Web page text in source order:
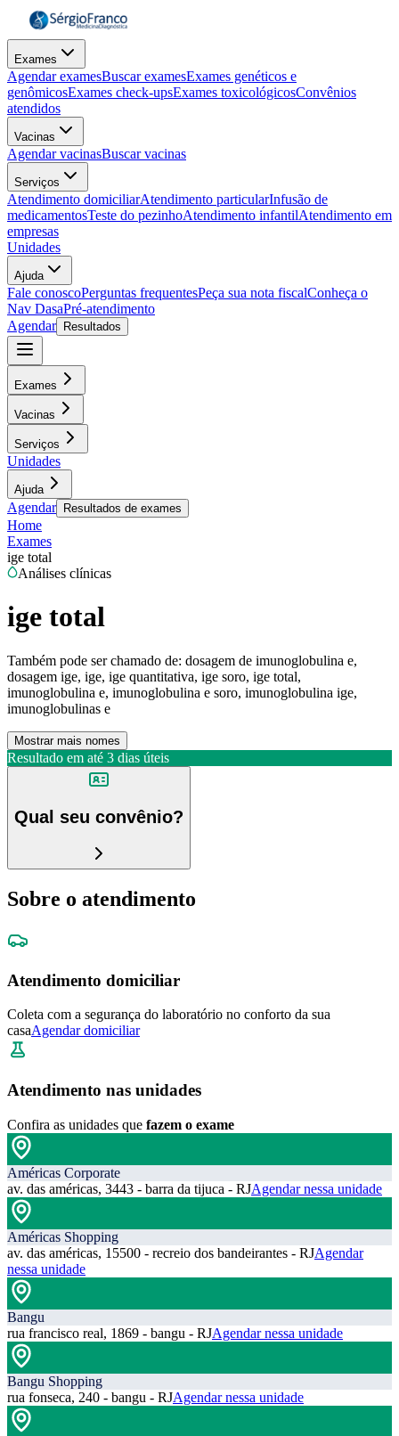
Exames
Agendar examesBuscar examesExames genéticos e
genômicosExames check-upsExames toxicológicosConvênios
atendidos
Vacinas
Agendar vacinasBuscar vacinas
Serviços
Atendimento domiciliarAtendimento particularInfusão de
medicamentosTeste do pezinhoAtendimento infantilAtendimento em
empresas
Unidades
Ajuda
Fale conoscoPerguntas frequentesPeça sua nota fiscalConheça o
Nav DasaPré-atendimento
Agendar
Resultados
Exames
Vacinas
Serviços
Unidades
Ajuda
Agendar Resultados de exames
Home
Exames
ige total
Análises clínicas
ige total
Também pode ser chamado de: dosagem de imunoglobulina e,
dosagem ige, ige, ige quantitativa, ige soro, ige total,
imunoglobulina e, imunoglobulina e soro, imunoglobulina ige,
imunoglobulinas e
Mostrar mais nomes
Resultado em até 3 dias úteis
Qual seu convênio?
Sobre o atendimento
Atendimento domiciliar
Coleta com a segurança do laboratório no conforto da sua
casaAgendar domiciliar
Atendimento nas unidades
Confira as unidades que fazem o exame
Américas Corporate
av. das américas, 3443 - barra da tijuca - RJAgendar nessa unidade
Américas Shopping
av. das américas, 15500 - recreio dos bandeirantes - RJAgendar
nessa unidade
Bangu
rua francisco real, 1869 - bangu - RJAgendar nessa unidade
Bangu Shopping
rua fonseca, 240 - bangu - RJAgendar nessa unidade